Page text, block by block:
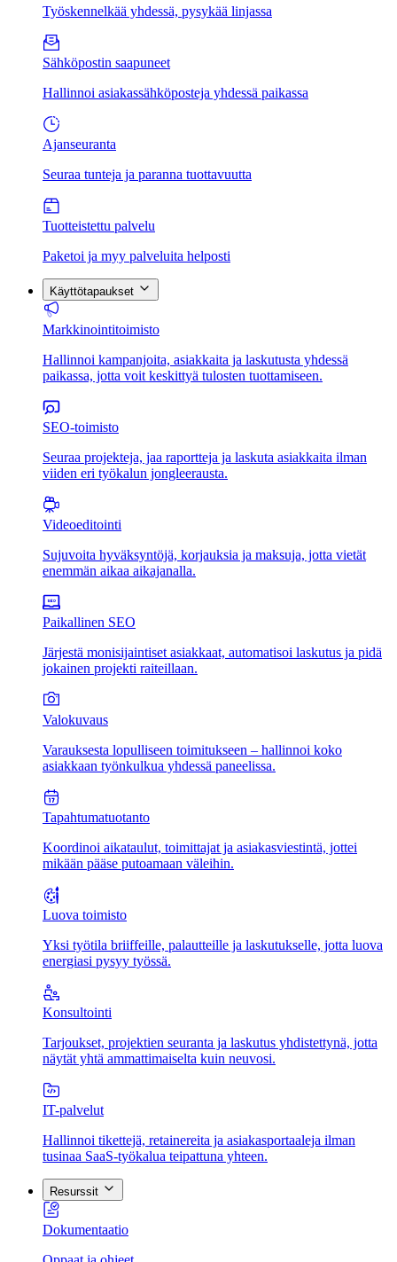
Työskennelkää yhdessä, pysykää linjassa
Sähköpostin saapuneet
Hallinnoi asiakassähköposteja yhdessä paikassa
Ajanseuranta
Seuraa tunteja ja paranna tuottavuutta
Tuotteistettu palvelu
Paketoi ja myy palveluita helposti
Käyttötapaukset
Markkinointitoimisto
Hallinnoi kampanjoita, asiakkaita ja laskutusta yhdessä
paikassa, jotta voit keskittyä tulosten tuottamiseen.
SEO-toimisto
Seuraa projekteja, jaa raportteja ja laskuta asiakkaita ilman
viiden eri työkalun jongleerausta.
Videoeditointi
Sujuvoita hyväksyntöjä, korjauksia ja maksuja, jotta vietät
enemmän aikaa aikajanalla.
Paikallinen SEO
Järjestä monisijaintiset asiakkaat, automatisoi laskutus ja pidä
jokainen projekti raiteillaan.
Valokuvaus
Varauksesta lopulliseen toimitukseen – hallinnoi koko
asiakkaan työnkulkua yhdessä paneelissa.
Tapahtumatuotanto
Koordinoi aikataulut, toimittajat ja asiakasviestintä, jottei
mikään pääse putoamaan väleihin.
Luova toimisto
Yksi työtila briiffeille, palautteille ja laskutukselle, jotta luova
energiasi pysyy työssä.
Konsultointi
Tarjoukset, projektien seuranta ja laskutus yhdistettynä, jotta
näytät yhtä ammattimaiselta kuin neuvosi.
IT-palvelut
Hallinnoi tikettejä, retainereita ja asiakasportaaleja ilman
tusinaa SaaS-työkalua teipattuna yhteen.
Resurssit
Dokumentaatio